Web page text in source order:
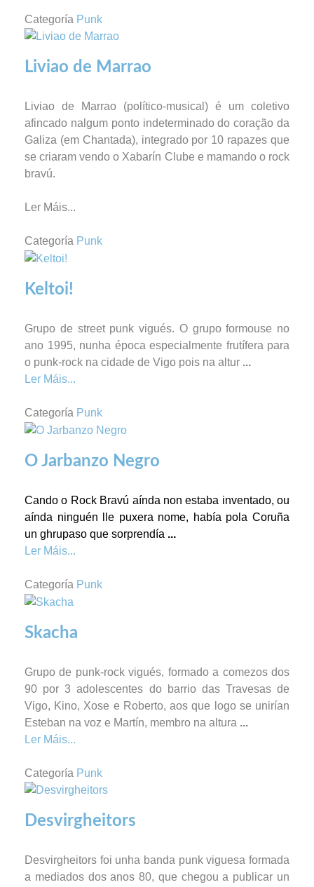
Categoría Punk
Liviao de Marrao
Liviao de Marrao (político-musical) é um coletivo
afincado nalgum ponto indeterminado do coração da
Galiza (em Chantada), integrado por 10 rapazes que
se criaram vendo o Xabarín Clube e mamando o rock
bravú.
Ler Máis...
Categoría Punk
Keltoi!
Grupo de street punk vigués. O grupo formouse no
ano 1995, nunha época especialmente frutífera para
o punk-rock na cidade de Vigo pois na altur ...
Ler Máis...
Categoría Punk
O Jarbanzo Negro
Cando o Rock Bravú aínda non estaba inventado, ou
aínda ninguén lle puxera nome, había pola Coruña
un ghrupaso que sorprendía ...
Ler Máis...
Categoría Punk
Skacha
Grupo de punk-rock vigués, formado a comezos dos
90 por 3 adolescentes do barrio das Travesas de
Vigo, Kino, Xose e Roberto, aos que logo se unirían
Esteban na voz e Martín, membro na altura ...
Ler Máis...
Categoría Punk
Desvirgheitors
Desvirgheitors foi unha banda punk viguesa formada
a mediados dos anos 80, que chegou a publicar un